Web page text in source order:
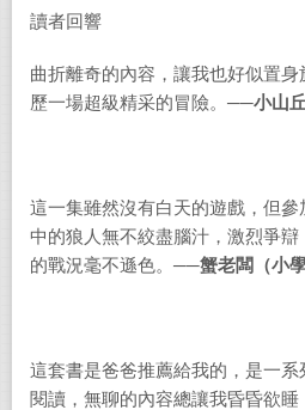
讀者回響
曲折離奇的內容，讓我也好似置
歷一場超級精采的冒險。──小山
這一集雖然沒有白天的遊戲，但
中的狼人無不絞盡腦汁，激烈爭
的戰況毫不遜色。──蟹老闆（小
這套書是爸爸推薦給我的，是一
閱讀，無聊的內容總讓我昏昏欲